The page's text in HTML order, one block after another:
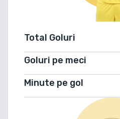
Total Goluri
Goluri pe meci
Minute pe gol